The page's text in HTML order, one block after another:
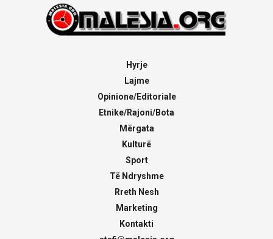
Hyrje
Lajme
Opinione/Editoriale
Etnike/Rajoni/Bota
Mërgata
Kulturë
Sport
Të Ndryshme
Rreth Nesh
Marketing
Kontakti